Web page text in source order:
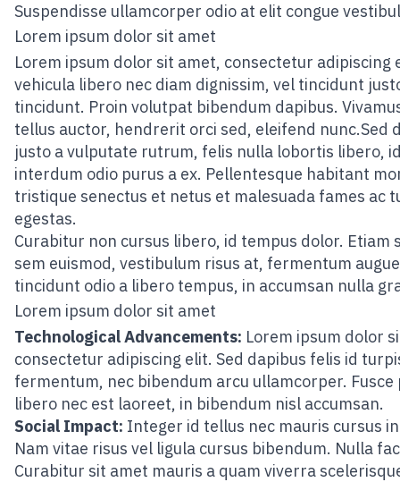
Suspendisse ullamcorper odio at elit congue
Lorem ipsum dolor sit amet
Lorem ipsum dolor sit amet, consectetur adipiscing
vehicula libero nec diam dignissim, vel tincidunt
tincidunt. Proin volutpat bibendum dapibus.
tellus auctor, hendrerit orci sed, eleifend nunc.Sed
justo a vulputate rutrum, felis nulla lobortis libero,
interdum odio purus a ex. Pellentesque habitant
tristique senectus et netus et malesuada fames ac
egestas.
Curabitur non cursus libero, id tempus dolor. Etiam
sem euismod, vestibulum risus at, fermentum
tincidunt odio a libero tempus, in accumsan nulla
Lorem ipsum dolor sit amet
Technological Advancements: Lorem ipsum dolor
consectetur adipiscing elit. Sed dapibus felis id
fermentum, nec bibendum arcu ullamcorper. Fusce
libero nec est laoreet, in bibendum nisl accumsan.
Social Impact: Integer id tellus nec mauris cursus
Nam vitae risus vel ligula cursus bibendum. Nulla
Curabitur sit amet mauris a quam viverra